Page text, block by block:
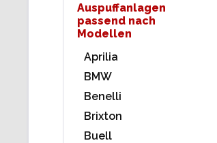
Auspuffanlagen
passend nach
Modellen
Aprilia
BMW
Benelli
Brixton
Buell